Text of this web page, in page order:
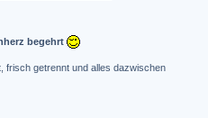
begehrt
frisch getrennt und alles dazwischen